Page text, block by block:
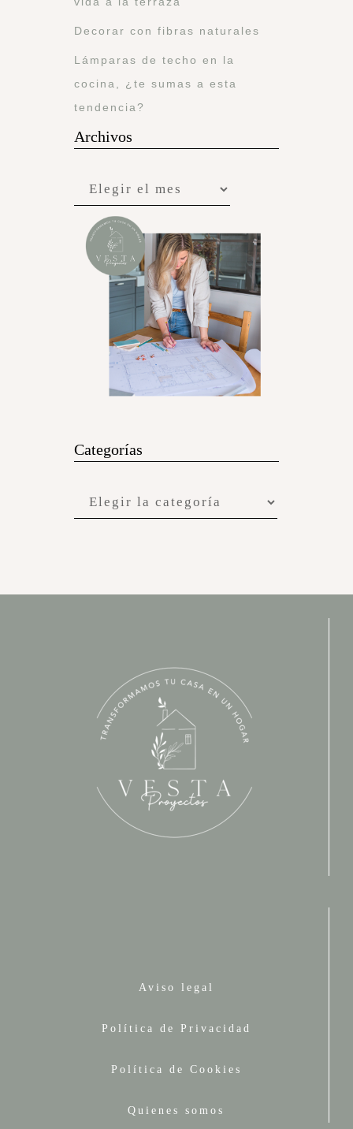
Decorar con fibras naturales
Lámparas de techo en la
cocina, ¿te sumas a esta
tendencia?
Archivos
Categorías
Aviso legal
Política de Privacidad
Política de Cookies
Quienes somos